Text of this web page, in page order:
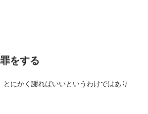
をする
とにかく謝ればいいというわけではあり